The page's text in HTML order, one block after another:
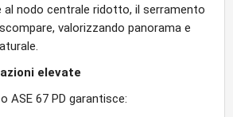
al nodo centrale ridotto, il serramento
valorizzando panorama e
elevate
ASE 67 PD garantisce: